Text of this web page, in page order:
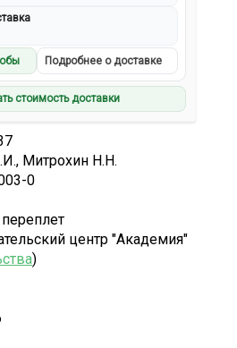
Подробнее о доставке
стоимость доставки
Митрохин Н.Н.
0
центр "Академия"
)